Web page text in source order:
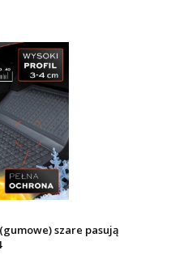
szare pasują